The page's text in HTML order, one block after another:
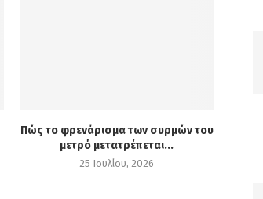
Πώς το φρενάρισμα των συρμών του
μετρό μετατρέπεται...
25 Ιουλίου, 2026